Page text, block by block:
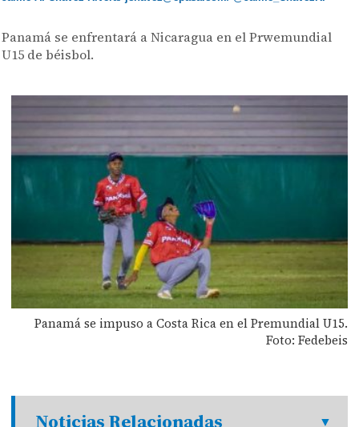
Panamá se enfrentará a Nicaragua en el Prwemundial
U15 de béisbol.
Panamá se impuso a Costa Rica en el Premundial U15.
Foto: Fedebeis
Noticias Relacionadas